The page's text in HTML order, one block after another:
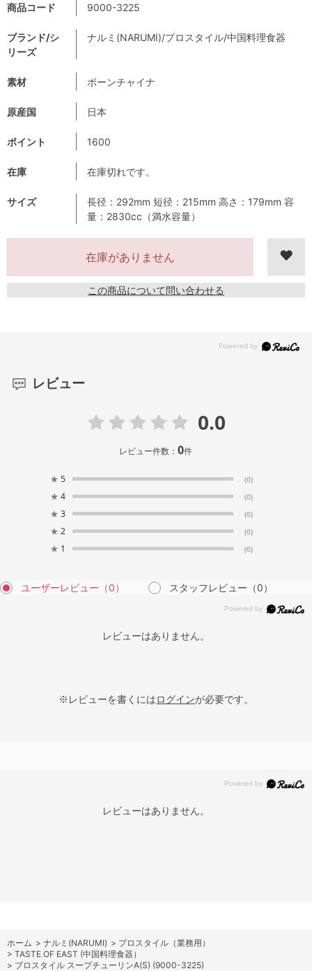
商品コード 9000-3225
ブランド/シ
リーズ
ナルミ(NARUMI)/プロスタイル/中国料理食器
素材 ボーンチャイナ
原産国 日本
ポイント 1600
在庫 在庫切れです。
サイズ
長径：292mm 短径：215mm 高さ：179mm 容
量：2830cc（満水容量）
在庫がありません
この商品について問い合わせる
レビュー
0.0
レビュー件数：0件
★ 5 (0)
★ 4 (0)
★ 3 (0)
★ 2 (0)
★ 1 (0)
ユーザーレビュー （0） スタッフレビュー （0）
レビューはありません。
※レビューを書くにはログインが必要です。
レビューはありません。
ホーム > ナルミ(NARUMI) > プロスタイル（業務用）
> TASTE OF EAST (中国料理食器）
> プロスタイル スープチューリンA(S) (9000-3225)